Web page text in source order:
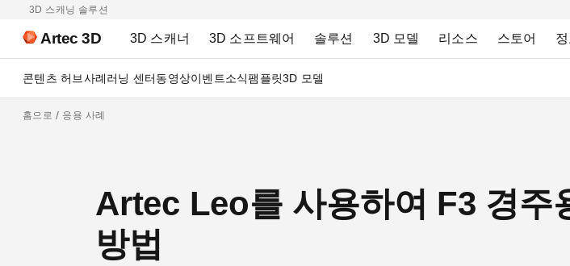
3D 스캐닝 솔루션
Artec 3D 3D 스캐너 3D 소프트웨어 솔루션 3D 모델 리소스 스토어 정
콘텐츠 허브사례러닝 센터동영상이벤트소식팸플릿3D 모델
홈으로 응용 사례
Artec Leo를 사용하여 F3 경주
방법